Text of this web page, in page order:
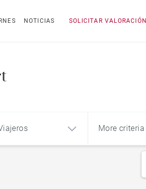
NOTICIAS SOLICITAR VALORACIÓN
More criteria